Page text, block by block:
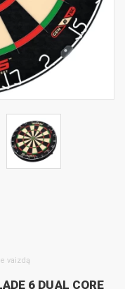
vaizdą
6 DUAL CORE